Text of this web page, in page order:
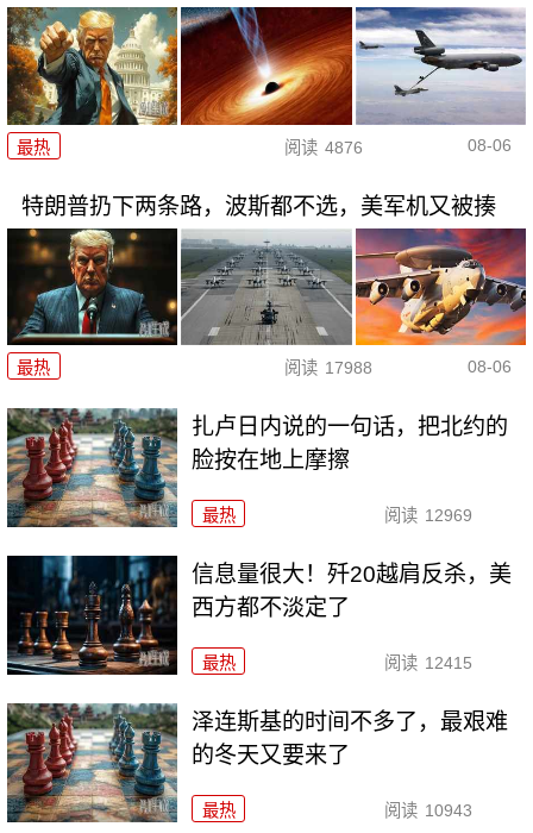
最热 阅读 4876 08-06
特朗普扔下两条路，波斯都不选，美军机又被揍
最热 阅读 17988 08-06
扎卢日内说的一句话，把北约的
脸按在地上摩擦
最热 阅读 12969
信息量很大！歼20越肩反杀，美
西方都不淡定了
最热 阅读 12415
泽连斯基的时间不多了，最艰难
的冬天又要来了
最热 阅读 10943